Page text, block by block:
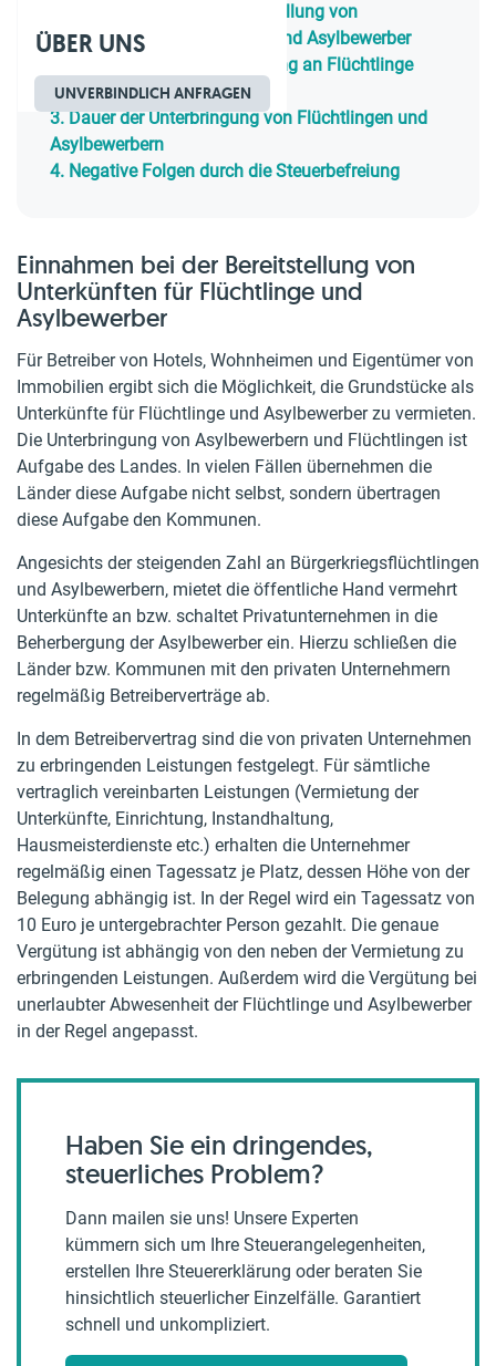
ÜBER UNS
UNVERBINDLICH ANFRAGEN
Einnahmen bei der Bereitstellung von
Unterkünften für Flüchtlinge und Asylbewerber
Umsatzsteuer bei Vermietung an Flüchtlinge
und Asylbewerber
3. Dauer der Unterbringung von Flüchtlingen und
Asylbewerbern
4. Negative Folgen durch die Steuerbefreiung
Einnahmen bei der Bereitstellung von
Unterkünften für Flüchtlinge und
Asylbewerber
Für Betreiber von Hotels, Wohnheimen und Eigentümer von
Immobilien ergibt sich die Möglichkeit, die Grundstücke als
Unterkünfte für Flüchtlinge und Asylbewerber zu vermieten.
Die Unterbringung von Asylbewerbern und Flüchtlingen ist
Aufgabe des Landes. In vielen Fällen übernehmen die
Länder diese Aufgabe nicht selbst, sondern übertragen
diese Aufgabe den Kommunen.
Angesichts der steigenden Zahl an Bürgerkriegsflüchtlingen
und Asylbewerbern, mietet die öffentliche Hand vermehrt
Unterkünfte an bzw. schaltet Privatunternehmen in die
Beherbergung der Asylbewerber ein. Hierzu schließen die
Länder bzw. Kommunen mit den privaten Unternehmern
regelmäßig Betreiberverträge ab.
In dem Betreibervertrag sind die von privaten Unternehmen
zu erbringenden Leistungen festgelegt. Für sämtliche
vertraglich vereinbarten Leistungen (Vermietung der
Unterkünfte, Einrichtung, Instandhaltung,
Hausmeisterdienste etc.) erhalten die Unternehmer
regelmäßig einen Tagessatz je Platz, dessen Höhe von der
Belegung abhängig ist. In der Regel wird ein Tagessatz von
10 Euro je untergebrachter Person gezahlt. Die genaue
Vergütung ist abhängig von den neben der Vermietung zu
erbringenden Leistungen. Außerdem wird die Vergütung bei
unerlaubter Abwesenheit der Flüchtlinge und Asylbewerber
in der Regel angepasst.
Haben Sie ein dringendes,
steuerliches Problem?
Dann mailen sie uns! Unsere Experten
kümmern sich um Ihre Steuerangelegenheiten,
erstellen Ihre Steuererklärung oder beraten Sie
hinsichtlich steuerlicher Einzelfälle. Garantiert
schnell und unkompliziert.